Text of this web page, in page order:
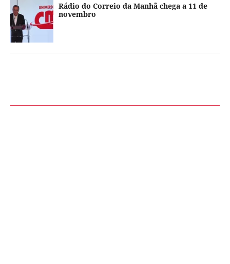
Rádio do Correio da Manhã chega a 11 de
novembro